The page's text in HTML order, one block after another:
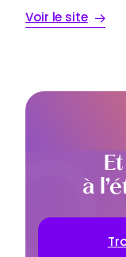
Voir le site
à